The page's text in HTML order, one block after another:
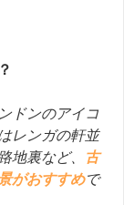
ドンのアイコ
レンガの軒並
地裏など、 古
がおすすめで